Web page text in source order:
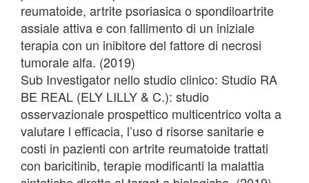
reumatoide, artrite psoriasica o spondiloartrite
assiale attiva e con fallimento di un iniziale
terapia con un inibitore del fattore di necrosi
tumorale alfa. (2019)
Sub Investigator nello studio clinico: Studio RA
BE REAL (ELY LILLY & C.): studio
osservazionale prospettico multicentrico volta a
valutare l efficacia, l’uso d risorse sanitarie e
costi in pazienti con artrite reumatoide trattati
con baricitinib, terapie modificanti la malattia